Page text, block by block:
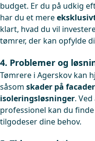
budget. Er du på udkig
har du et mere
klart, hvad du vil
tømrer, der kan opfylde
4. Problemer og
Tømrere i Agerskov kan
såsom skader på facader
isoleringsløsninger.
professionel kan du
tilgodeser dine behov.